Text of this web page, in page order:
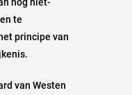
te
principe van
van Westen